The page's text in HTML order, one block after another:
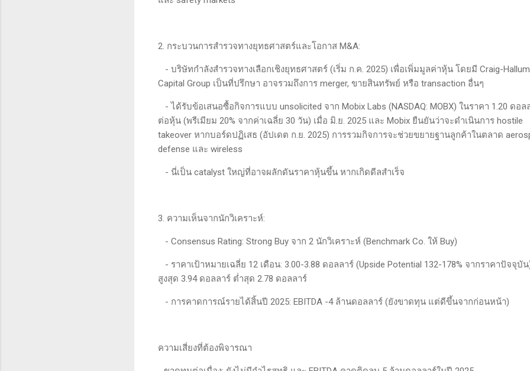
2. กระบวนการสำรวจทางยุทธศาสตร์และโอกาส M&A:
- บริษัทกำลังสำรวจทางเลือกเชิงยุทธศาสตร์ (เริ่ม ก.ค. 2025) เพื่อเพิ่มมูลค่าหุ้น โดยมี Craig-Hallum
Capital Group เป็นที่ปรึกษา อาจรวมถึงการ merger, ขายสินทรัพย์ หรือ transaction อื่นๆ
- ได้รับข้อเสนอซื้อกิจการแบบ unsolicited จาก Mobix Labs (NASDAQ: MOBX) ในราคา 1.20 ดอล
ต่อหุ้น (พรีเมียม 20% จากค่าเฉลี่ย 30 วัน) เมื่อ มิ.ย. 2025 และ Mobix ยืนยันว่าจะดำเนินการ hostile
takeover หากบอร์ดปฏิเสธ (อัปเดต ก.ย. 2025) การรวมกิจการจะช่วยขยายฐานลูกค้าในตลาด
defense และ wireless
- นี่เป็น catalyst ใหญ่ที่อาจผลักดันราคาหุ้นขึ้น หากเกิดดีลสำเร็จ
3. ความเห็นจากนักวิเคราะห์:
- Consensus Rating: Strong Buy จาก 2 นักวิเคราะห์ (Benchmark Co. ให้ Buy)
- ราคาเป้าหมายเฉลี่ย 12 เดือน: 3.00-3.88 ดอลลาร์ (Upside Potential 132-178% จากราคาปัจจุบัน
สูงสุด 3.94 ดอลลาร์ ต่ำสุด 2.78 ดอลลาร์
- การคาดการณ์รายได้สิ้นปี 2025: EBITDA -4 ล้านดอลลาร์ (ยังขาดทุน แต่ดีขึ้นจากก่อนหน้า)
ความเสี่ยงที่ต้องพิจารณา